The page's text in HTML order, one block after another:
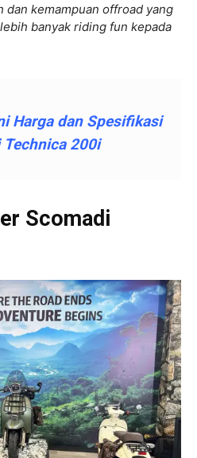
dan kemampuan offroad yang
banyak riding fun kepada
Harga dan Spesifikasi
Technica 200i
Scomadi